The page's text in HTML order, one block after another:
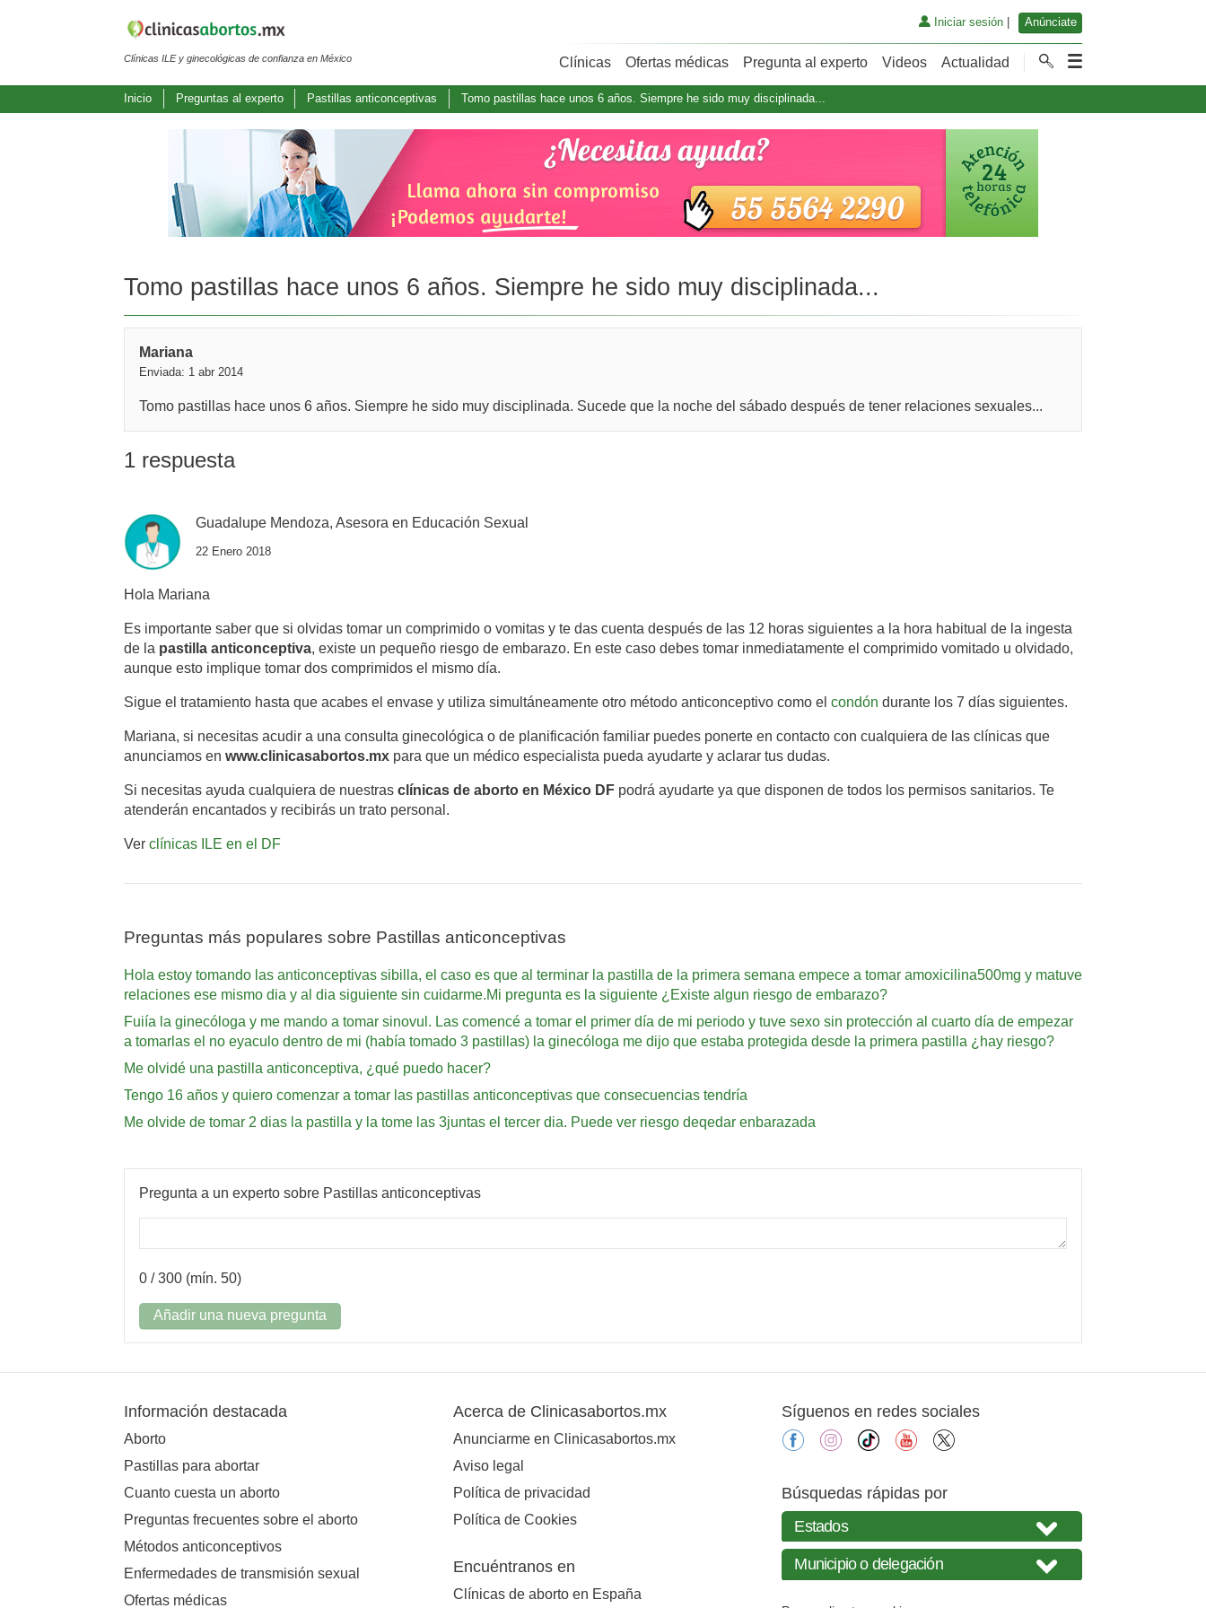
Clínicas ILE y ginecológicas de confianza en México
Iniciar sesión| Anúnciate
Clínicas Ofertas médicas Pregunta al experto Videos Actualidad
Inicio Preguntas al experto Pastillas anticonceptivas Tomo pastillas hace unos 6 años. Siempre he sido muy disciplinada...
Tomo pastillas hace unos 6 años. Siempre he sido muy disciplinada...
Mariana
Enviada: 1 abr 2014
Tomo pastillas hace unos 6 años. Siempre he sido muy disciplinada. Sucede que la noche del sábado después de tener relaciones sexuales...
1 respuesta
Guadalupe Mendoza, Asesora en Educación Sexual
22 Enero 2018
Hola Mariana
Es importante saber que si olvidas tomar un comprimido o vomitas y te das cuenta después de las 12 horas siguientes a la hora habitual de la ingesta
de la pastilla anticonceptiva, existe un pequeño riesgo de embarazo. En este caso debes tomar inmediatamente el comprimido vomitado u olvidado,
aunque esto implique tomar dos comprimidos el mismo día.
Sigue el tratamiento hasta que acabes el envase y utiliza simultáneamente otro método anticonceptivo como el condón durante los 7 días siguientes.
Mariana, si necesitas acudir a una consulta ginecológica o de planificación familiar puedes ponerte en contacto con cualquiera de las clínicas que
anunciamos en www.clinicasabortos.mx para que un médico especialista pueda ayudarte y aclarar tus dudas.
Si necesitas ayuda cualquiera de nuestras clínicas de aborto en México DF podrá ayudarte ya que disponen de todos los permisos sanitarios. Te
atenderán encantados y recibirás un trato personal.
Ver clínicas ILE en el DF
Preguntas más populares sobre Pastillas anticonceptivas
Hola estoy tomando las anticonceptivas sibilla, el caso es que al terminar la pastilla de la primera semana empece a tomar amoxicilina500mg y matuve
relaciones ese mismo dia y al dia siguiente sin cuidarme.Mi pregunta es la siguiente ¿Existe algun riesgo de embarazo?
Fuiía la ginecóloga y me mando a tomar sinovul. Las comencé a tomar el primer día de mi periodo y tuve sexo sin protección al cuarto día de empezar
a tomarlas el no eyaculo dentro de mi (había tomado 3 pastillas) la ginecóloga me dijo que estaba protegida desde la primera pastilla ¿hay riesgo?
Me olvidé una pastilla anticonceptiva, ¿qué puedo hacer?
Tengo 16 años y quiero comenzar a tomar las pastillas anticonceptivas que consecuencias tendría
Me olvide de tomar 2 dias la pastilla y la tome las 3juntas el tercer dia. Puede ver riesgo deqedar enbarazada
Pregunta a un experto sobre Pastillas anticonceptivas
0 / 300 (mín. 50)
Añadir una nueva pregunta
Información destacada
Aborto
Pastillas para abortar
Cuanto cuesta un aborto
Preguntas frecuentes sobre el aborto
Métodos anticonceptivos
Enfermedades de transmisión sexual
Ofertas médicas
Acerca de Clinicasabortos.mx
Anunciarme en Clinicasabortos.mx
Aviso legal
Política de privacidad
Política de Cookies
Encuéntranos en
Clínicas de aborto en España
Síguenos en redes sociales
facebookinstagram
tiktok youtube
Búsquedas rápidas por